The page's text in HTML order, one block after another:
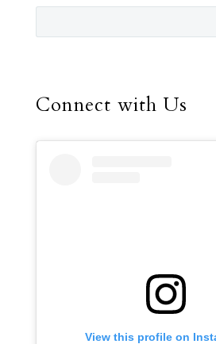
Connect with Us
View this profile on